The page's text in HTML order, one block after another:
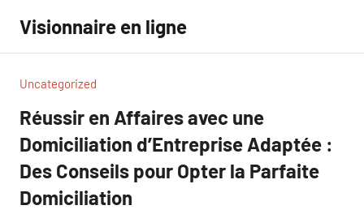
contenu
Visionnaire en ligne
Uncategorized
Réussir en Affaires avec une
Domiciliation d’Entreprise Adaptée :
Des Conseils pour Opter la Parfaite
Domiciliation